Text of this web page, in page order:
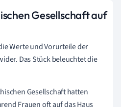
Gesellschaft auf
Werte und Vorurteile der
Das Stück beleuchtet die
Gesellschaft hatten
Frauen oft auf das Haus